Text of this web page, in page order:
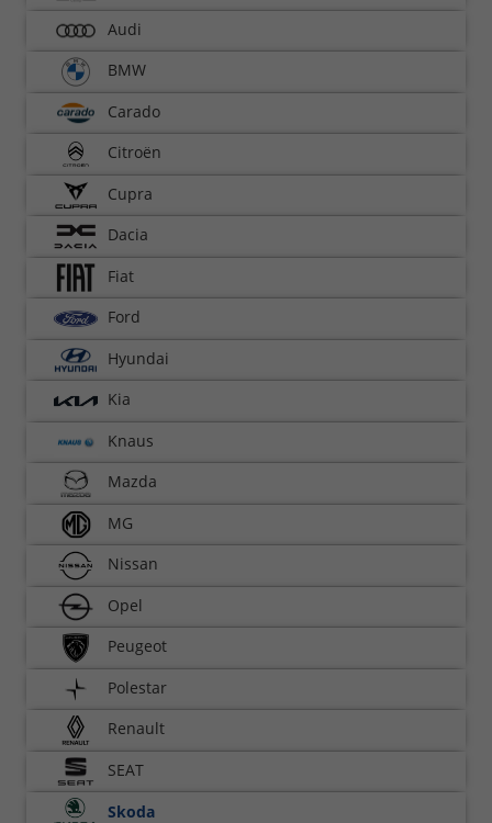
Audi
BMW
Carado
Citroën
Cupra
Dacia
Fiat
Ford
Hyundai
Kia
Knaus
Mazda
MG
Nissan
Opel
Peugeot
Polestar
Renault
SEAT
Skoda